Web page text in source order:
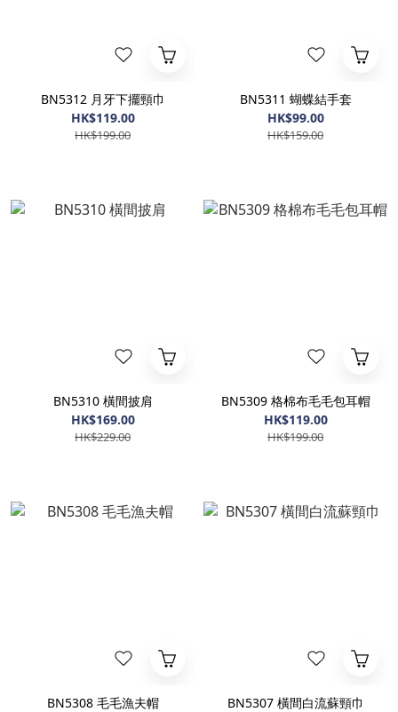
BN5312 月牙下擺頸巾
HK$119.00
HK$199.00
BN5311 蝴蝶結手套
HK$99.00
HK$159.00
BN5310 橫間披肩
HK$169.00
HK$229.00
BN5309 格棉布毛毛包耳帽
HK$119.00
HK$199.00
BN5308 毛毛漁夫帽
BN5307 橫間白流蘇頸巾